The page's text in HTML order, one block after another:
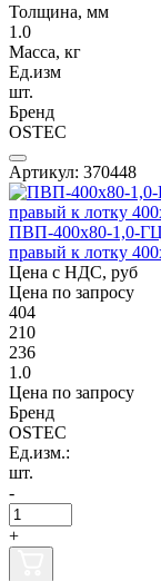
Толщина, мм
1.0
Масса, кг
Ед.изм
шт.
Бренд
OSTEC
Артикул: 370448
ПВП-400х80-1,0-ГЦ
правый к лотку
Цена с НДС, руб
Цена по запросу
404
210
236
1.0
Цена по запросу
Бренд
OSTEC
Ед.изм.:
шт.
-
+